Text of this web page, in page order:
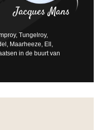
Tungelroy,
Maarheeze, Ell,
in de buurt van